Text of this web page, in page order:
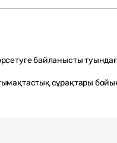
байланысты
сұрақтары